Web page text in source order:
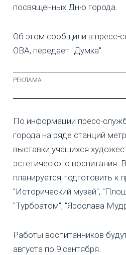
посвященных Дню города.
Об этом сообщили в пресс-
ОВА, передает "Думка".
По информации пресс-
города на ряде станций
выставки учащихся
эстетического воспитания.
планируется подготовить к
"Исторический музей",
"Турбоатом", "Ярослава
Работы воспитанников
августа по 9 сентября.